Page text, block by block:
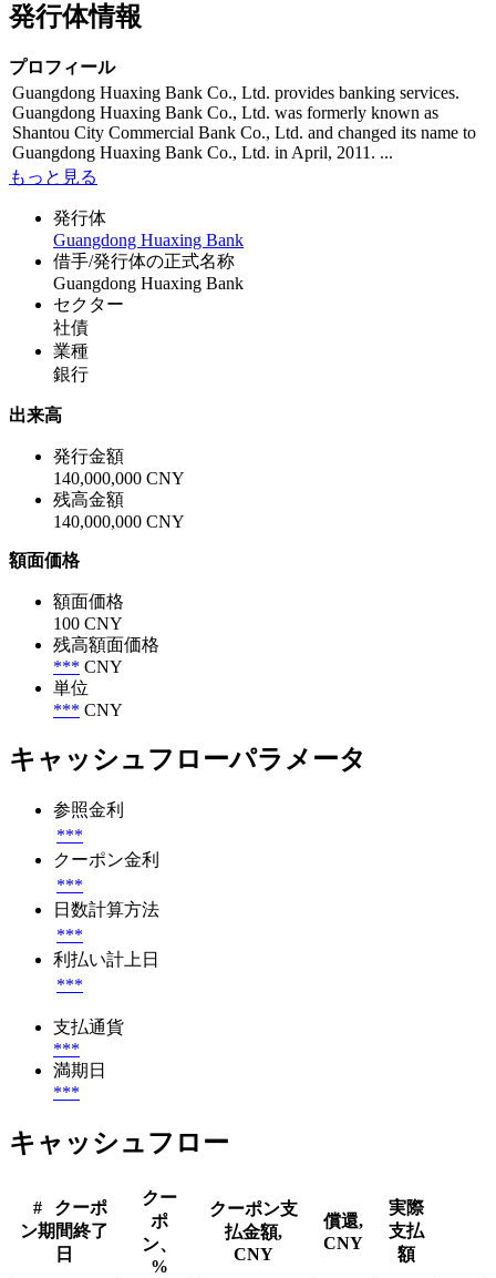
発行体情報
プロフィール
Guangdong Huaxing Bank Co., Ltd. provides banking services.
Guangdong Huaxing Bank Co., Ltd. was formerly known as
Shantou City Commercial Bank Co., Ltd. and changed its name to
Guangdong Huaxing Bank Co., Ltd. in April, 2011. ...
もっと見る
発行体
Guangdong Huaxing Bank
借手/発行体の正式名称
Guangdong Huaxing Bank
セクター
社債
業種
銀行
出来高
発行金額
140,000,000 CNY
残高金額
140,000,000 CNY
額面価格
額面価格
100 CNY
残高額面価格
*** CNY
単位
*** CNY
キャッシュフローパラメータ
参照金利
***
クーポン金利
***
日数計算方法
***
利払い計上日
***
支払通貨
***
満期日
***
キャッシュフロー
#
クーポ
ン期間終了
日
クー
ポ
ン、
%
クーポン支
払金額,
CNY
償還,
CNY
実際
支払
額